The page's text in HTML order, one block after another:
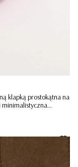
klapką prostokątna na
minimalistyczna